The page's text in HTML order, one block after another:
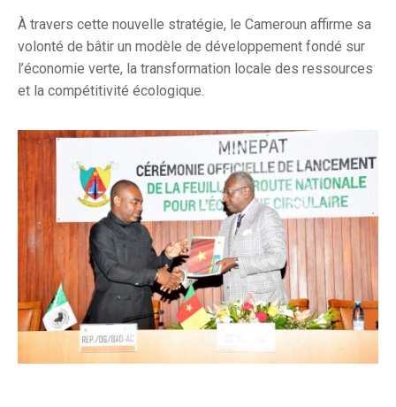
À travers cette nouvelle stratégie, le Cameroun affirme sa
volonté de bâtir un modèle de développement fondé sur
l’économie verte, la transformation locale des ressources
et la compétitivité écologique.